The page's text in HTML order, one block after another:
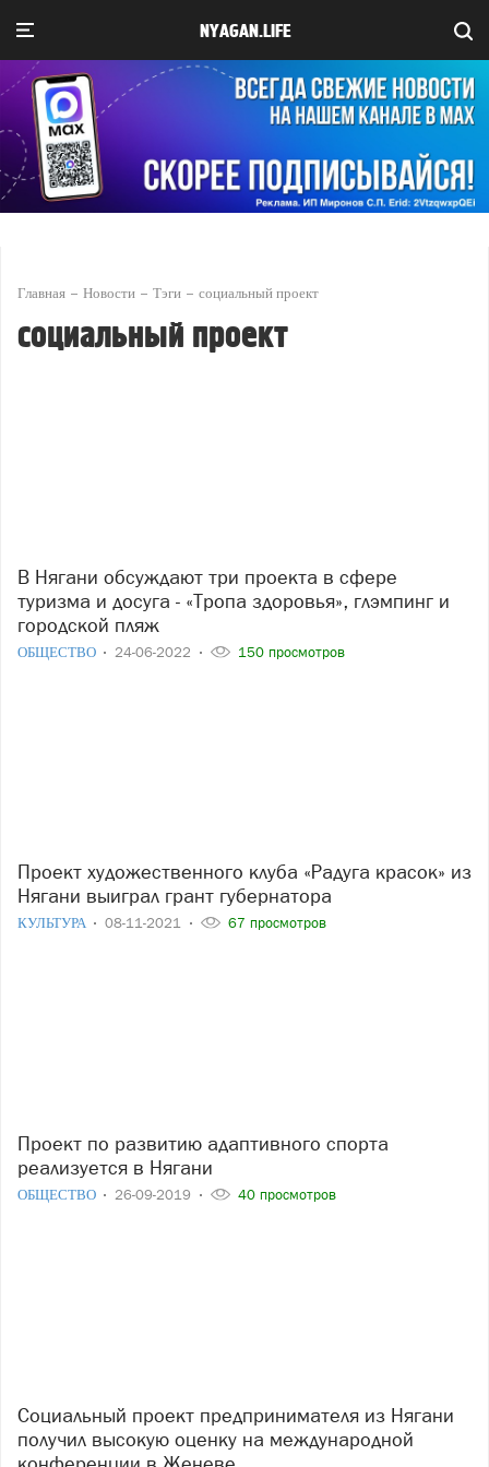
NYAGAN.LIFE
Главная Новости Тэги социальный проект
социальный проект
В Нягани обсуждают три проекта в сфере
туризма и досуга - «Тропа здоровья», глэмпинг и
городской пляж
ОБЩЕСТВО 24-06-2022 150 просмотров
Проект художественного клуба «Радуга красок» из
Нягани выиграл грант губернатора
КУЛЬТУРА 08-11-2021 67 просмотров
Проект по развитию адаптивного спорта
реализуется в Нягани
ОБЩЕСТВО 26-09-2019 40 просмотров
Социальный проект предпринимателя из Нягани
получил высокую оценку на международной